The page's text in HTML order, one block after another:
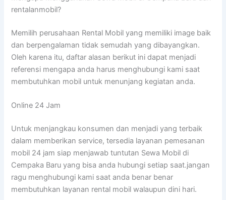
rentalanmobil?
Memilih perusahaan Rental Mobil yang memiliki image baik
dan berpengalaman tidak semudah yang dibayangkan.
Oleh karena itu, daftar alasan berikut ini dapat menjadi
referensi mengapa anda harus menghubungi kami saat
membutuhkan mobil untuk menunjang kegiatan anda.
Online 24 Jam
Untuk menjangkau konsumen dan menjadi yang terbaik
dalam memberikan service, tersedia layanan pemesanan
mobil 24 jam siap menjawab tuntutan Sewa Mobil di
Cempaka Baru yang bisa anda hubungi setiap saat.jangan
ragu menghubungi kami saat anda benar benar
membutuhkan layanan rental mobil walaupun dini hari.